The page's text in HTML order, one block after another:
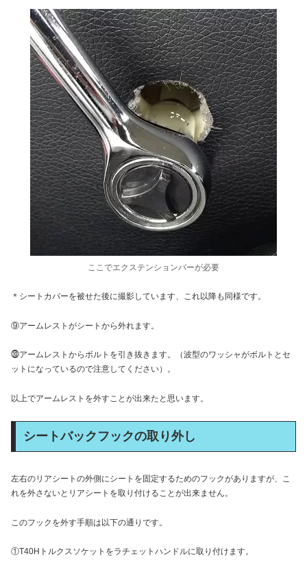
ここでエクステンションバーが必要
＊シートカバーを被せた後に撮影しています、これ以降も同様です。
⑨アームレストがシートから外れます。
⓾アームレストからボルトを引き抜きます。（波型のワッシャがボルトとセ
ットになっているので注意してください）。
以上でアームレストを外すことが出来たと思います。
シートバックフックの取り外し
左右のリアシートの外側にシートを固定するためのフックがありますが、こ
れを外さないとリアシートを取り付けることが出来ません。
このフックを外す手順は以下の通りです。
①T40Hトルクスソケットをラチェットハンドルに取り付けます。